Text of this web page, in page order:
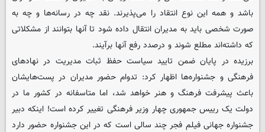
باشد و همه این نوع انتقاد را می‌پذیرند. نقد چه در رسانه‌ها و چه به
صورت شخصی باید به مدیران انتقال داده شود تا آنها بتوانند از مشکلاتی
که داشته‌اند مطلع شوند و درصدد رفع آنها برآیند.
برزیده در پایان ضمن تایید سیاست حفظ ثبات مدیریت در نهادهای
فرهنگی و جشنواره‌ها اظهار کرد: تدوام حضور مدیران در پست‌هایشان
باعث پیشرفت فرهنگ و هنر خواهد شد، اما متاسفانه در کشور ما در
دولت یک رییس جمهوری چهار وزیر فرهنگی تغییر کرده است! اینکه دبیر
جشنواره جهانی فیلم فجر چند سالی است که در این جشنواره حضور دارد